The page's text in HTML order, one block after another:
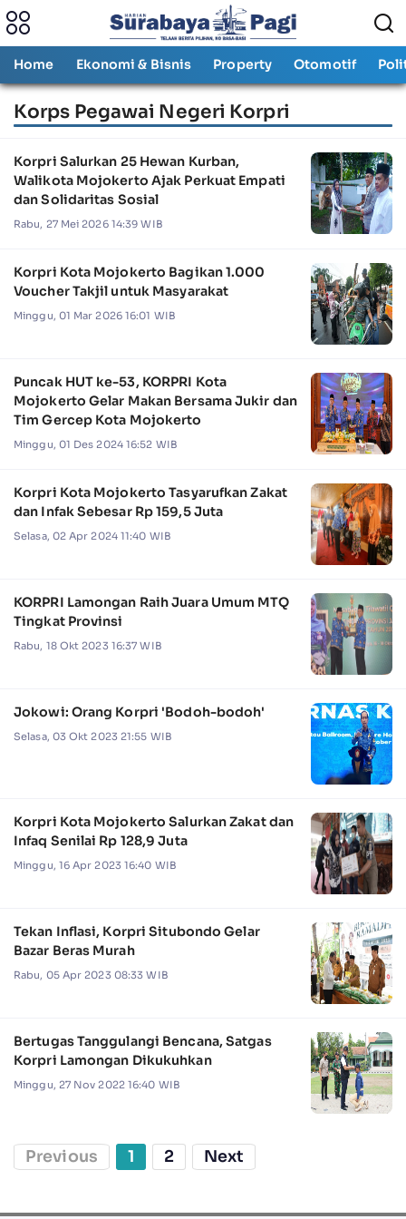
Home Ekonomi & Bisnis Property Otomotif
Korps Pegawai Negeri Korpri
Korpri Salurkan 25 Hewan Kurban,
Walikota Mojokerto Ajak Perkuat Empati
dan Solidaritas Sosial
Rabu, 27 Mei 2026 14:39 WIB
Korpri Kota Mojokerto Bagikan 1.000
Voucher Takjil untuk Masyarakat
Minggu, 01 Mar 2026 16:01 WIB
Puncak HUT ke-53, KORPRI Kota
Mojokerto Gelar Makan Bersama Jukir dan
Tim Gercep Kota Mojokerto
Minggu, 01 Des 2024 16:52 WIB
Korpri Kota Mojokerto Tasyarufkan Zakat
dan Infak Sebesar Rp 159,5 Juta
Selasa, 02 Apr 2024 11:40 WIB
KORPRI Lamongan Raih Juara Umum MTQ
Tingkat Provinsi
Rabu, 18 Okt 2023 16:37 WIB
Jokowi: Orang Korpri 'Bodoh-bodoh'
Selasa, 03 Okt 2023 21:55 WIB
Korpri Kota Mojokerto Salurkan Zakat dan
Infaq Senilai Rp 128,9 Juta
Minggu, 16 Apr 2023 16:40 WIB
Tekan Inflasi, Korpri Situbondo Gelar
Bazar Beras Murah
Rabu, 05 Apr 2023 08:33 WIB
Bertugas Tanggulangi Bencana, Satgas
Korpri Lamongan Dikukuhkan
Minggu, 27 Nov 2022 16:40 WIB
Previous 1 2 Next